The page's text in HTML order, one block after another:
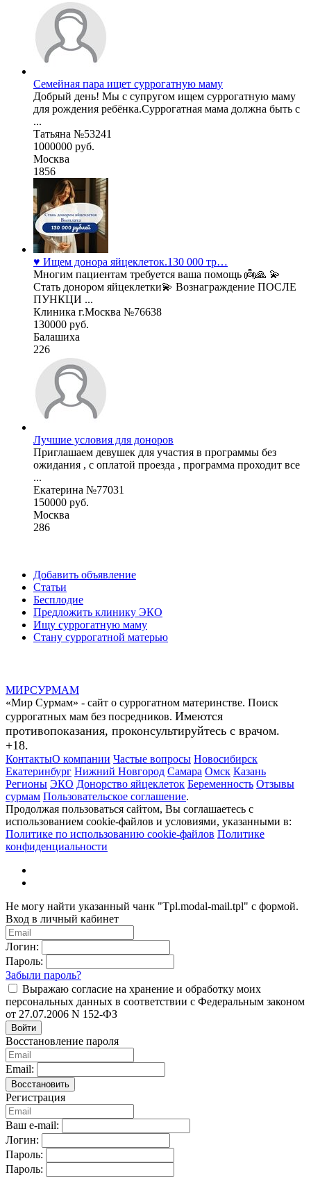
Семейная пара ищет суррогатную маму
Добрый день! Мы с супругом ищем суррогатную маму
для рождения ребёнка.Суррогатная мама должна быть с
...
Татьяна №53241
1000000 руб.
Москва
1856
♥️ Ищем донора яйцеклеток.130 000 тр…
Многим пациентам требуется ваша помощь 👼🙏 💫
Стать донором яйцеклетки💫 Вознаграждение ПОСЛЕ
ПУНКЦИ ...
Клиника г.Москва №76638
130000 руб.
Балашиха
226
Лучшие условия для доноров
Приглашаем девушек для участия в программы без
ожидания , с оплатой проезда , программа проходит все
...
Екатерина №77031
150000 руб.
Москва
286
Добавить объявление
Статьи
Бесплодие
Предложить клинику ЭКО
Ищу суррогатную маму
Стану суррогатной матерью
МИРСУРМАМ
«Мир Сурмам» - сайт о суррогатном материнстве. Поиск
суррогатных мам без посредников. Имеются
противопоказания, проконсультируйтесь с врачом.
+18.
КонтактыО компании Частые вопросы Новосибирск
Екатеринбург Нижний Новгород Самара Омск Казань
Регионы ЭКО Донорство яйцеклеток Беременность Отзывы
сурмам Пользовательское соглашение.
Продолжая пользоваться сайтом, Вы соглашаетесь с
использованием cookie-файлов и условиями, указанными в:
Политике по использованию cookie-файлов Политике
конфиденциальности
Не могу найти указанный чанк "Tpl.modal-mail.tpl" с формой.
Вход в личный кабинет
Логин:
Пароль:
Забыли пароль?
Выражаю согласие на хранение и обработку моих
персональных данных в соответствии с Федеральным законом
от 27.07.2006 N 152-ФЗ
Войти
Восстановление пароля
Email:
Восстановить
Регистрация
Ваш e-mail:
Логин:
Пароль:
Пароль: